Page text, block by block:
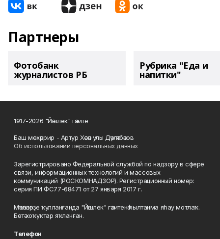
Партнеры
Фотобанк
журналистов РБ
Рубрика "Еда и
напитки"
1917-2026 "Йәшлек" гәзите
Баш мөхәррир - Артур Хәсән улы Дәүләтбәков
Об использовании персональных данных
Зарегистрировано Федеральной службой по надзору в сфере
связи, информационных технологий и массовых
коммуникаций (РОСКОМНАДЗОР). Регистрационный номер:
серия ПИ ФС77-68471 от 27 января 2017 г.
Мәҡәләләрҙе ҡулланғанда "Йәшлек" гәзитенә һылтанма яһау мотлаҡ.
Бөтә хоҡуҡтар яҡланған.
Телефон